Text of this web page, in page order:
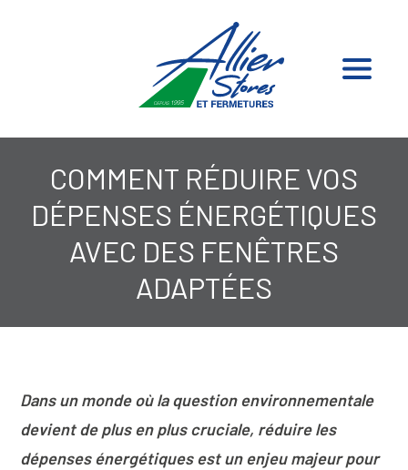
COMMENT RÉDUIRE VOS
DÉPENSES ÉNERGÉTIQUES
AVEC DES FENÊTRES
ADAPTÉES
Dans un monde où la question environnementale
devient de plus en plus cruciale, réduire les
dépenses énergétiques est un enjeu majeur pour